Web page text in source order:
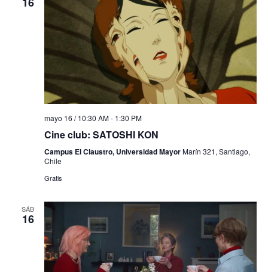
mayo 16 / 10:30 AM- 1:30 PM
Cine club: SATOSHI KON
Campus El Claustro, Universidad MayorMarín 321, Santiago,
Chile
Gratis
SÁB
16